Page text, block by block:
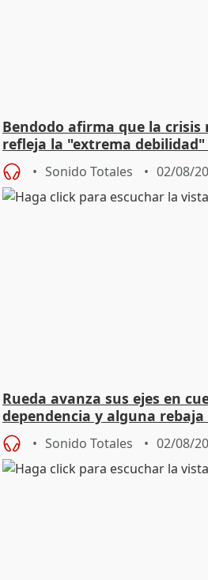
Bendodo afirma que la
refleja la "extrema debilidad"
Sonido Totales 02/08/
Rueda avanza sus ejes en
dependencia y alguna
vivienda
Sonido Totales 02/08/